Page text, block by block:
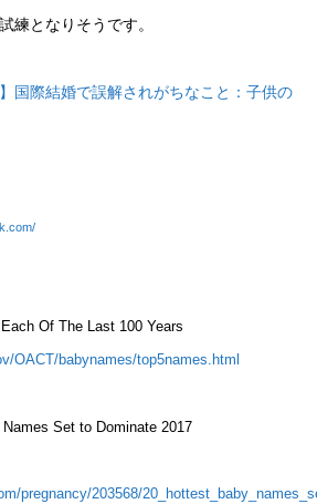
練となりそうです。
】国際結婚で誤解されがちなこと：子供の
Of The Last 100 Years
OACT/babynames/top5names.html
Set to Dominate 2017
pregnancy/203568/